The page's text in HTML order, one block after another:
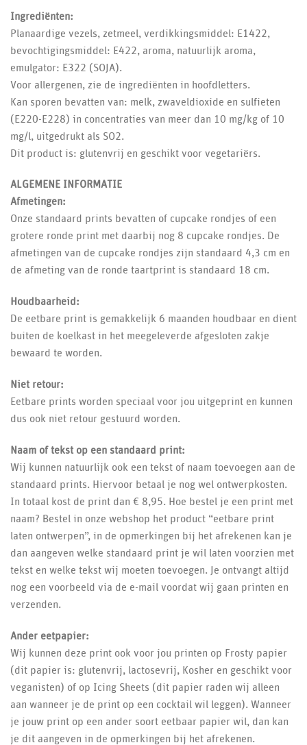
Ingrediënten:
Planaardige vezels, zetmeel, verdikkingsmiddel: E1422,
bevochtigingsmiddel: E422, aroma, natuurlijk aroma,
emulgator: E322 (SOJA).
Voor allergenen, zie de ingrediënten in hoofdletters.
Kan sporen bevatten van: melk, zwaveldioxide en sulfieten
(E220-E228) in concentraties van meer dan 10 mg/kg of 10
mg/l, uitgedrukt als SO2.
Dit product is: glutenvrij en geschikt voor vegetariërs.
ALGEMENE INFORMATIE
Afmetingen:
Onze standaard prints bevatten of cupcake rondjes of een
grotere ronde print met daarbij nog 8 cupcake rondjes. De
afmetingen van de cupcake rondjes zijn standaard 4,3 cm en
de afmeting van de ronde taartprint is standaard 18 cm.
Houdbaarheid:
De eetbare print is gemakkelijk 6 maanden houdbaar en dient
buiten de koelkast in het meegeleverde afgesloten zakje
bewaard te worden.
Niet retour:
Eetbare prints worden speciaal voor jou uitgeprint en kunnen
dus ook niet retour gestuurd worden.
Naam of tekst op een standaard print:
Wij kunnen natuurlijk ook een tekst of naam toevoegen aan de
standaard prints. Hiervoor betaal je nog wel ontwerpkosten.
In totaal kost de print dan € 8,95. Hoe bestel je een print met
naam? Bestel in onze webshop het product “eetbare print
laten ontwerpen”, in de opmerkingen bij het afrekenen kan je
dan aangeven welke standaard print je wil laten voorzien met
tekst en welke tekst wij moeten toevoegen. Je ontvangt altijd
nog een voorbeeld via de e-mail voordat wij gaan printen en
verzenden.
Ander eetpapier:
Wij kunnen deze print ook voor jou printen op Frosty papier
(dit papier is: glutenvrij, lactosevrij, Kosher en geschikt voor
veganisten) of op Icing Sheets (dit papier raden wij alleen
aan wanneer je de print op een cocktail wil leggen). Wanneer
je jouw print op een ander soort eetbaar papier wil, dan kan
je dit aangeven in de opmerkingen bij het afrekenen.